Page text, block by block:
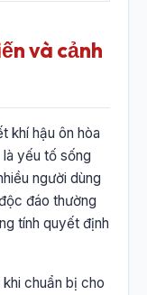
và cảnh
khí hậu ôn hòa
yếu tố sống
người dùng
đáo thường
tính quyết định
chuẩn bị cho